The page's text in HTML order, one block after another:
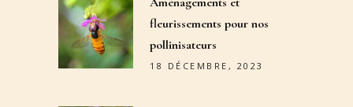
fleurissements pour nos
pollinisateurs
18 DÉCEMBRE, 2023